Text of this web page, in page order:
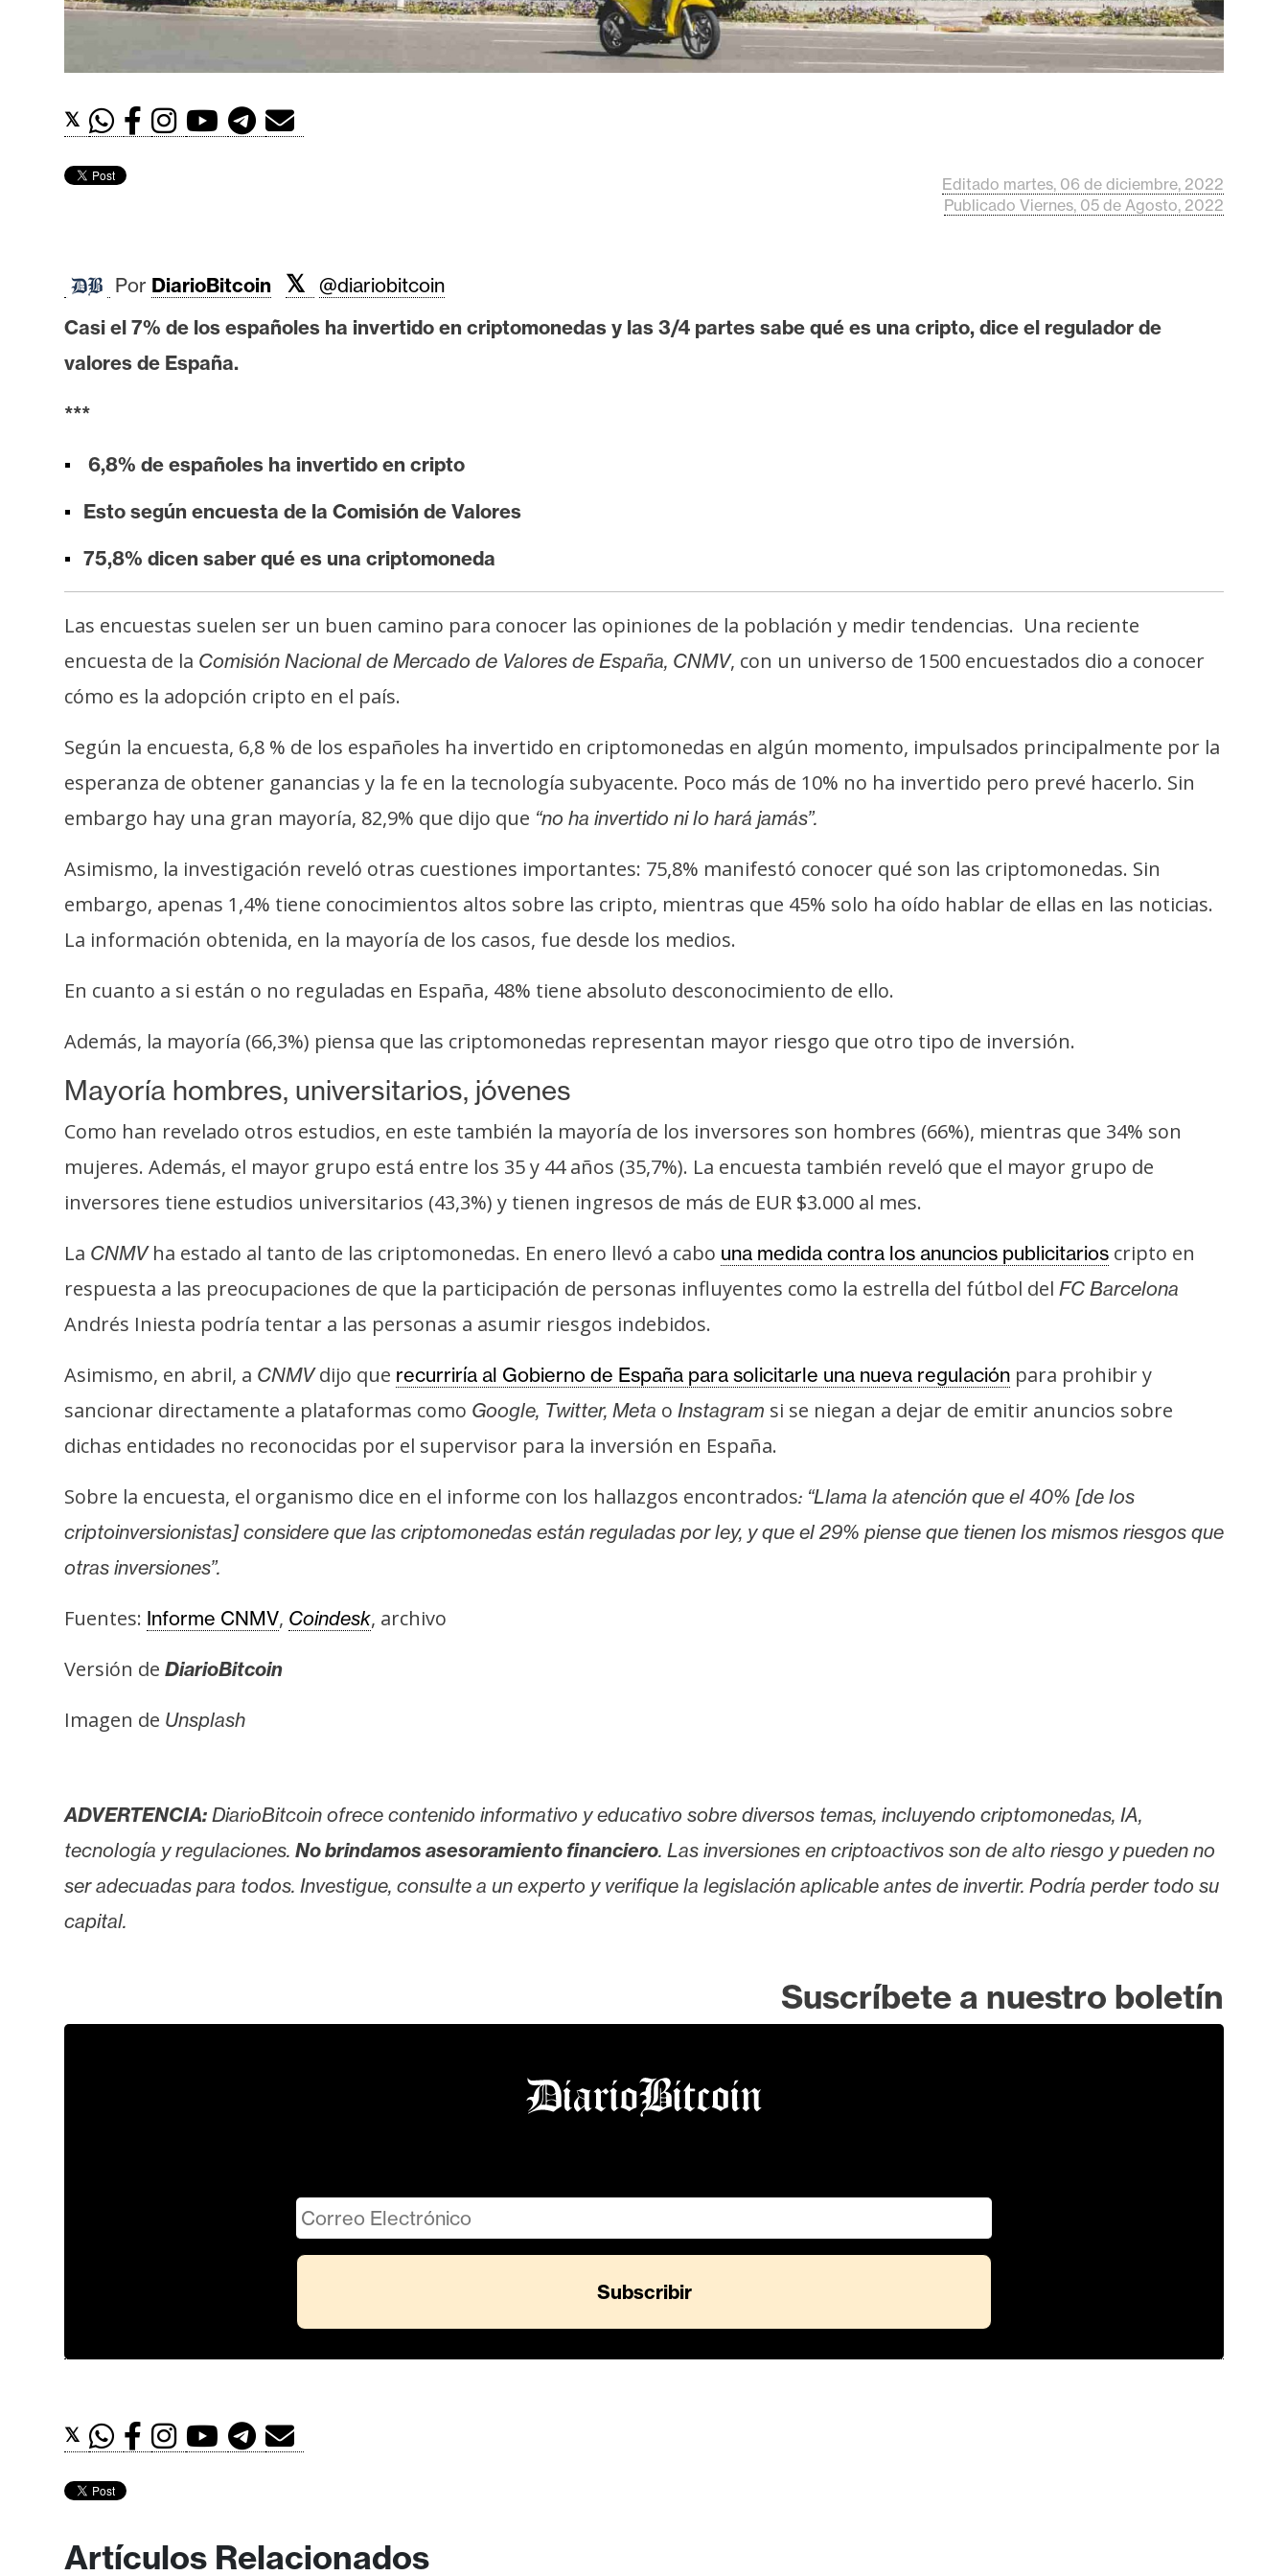
t
e
e
m
A
n
l
s
s
N
t
a
s
e
r
e
s
a
e
a
R
e
u
s
o
s
C
o
n
a
t
o
P
b
i
d
a
d
𝕏
Editado martes, 06 de diciembre, 2022
Publicado Viernes, 05 de Agosto, 2022
Por DiarioBitcoin 𝕏 @diariobitcoin
Casi el 7% de los españoles ha invertido en criptomonedas y las 3/4 partes sabe qué es una cripto, dice el regulador de
valores de España.
***
6,8% de españoles ha invertido en cripto
Esto según encuesta de la Comisión de Valores
75,8% dicen saber qué es una criptomoneda
Las encuestas suelen ser un buen camino para conocer las opiniones de la población y medir tendencias. Una reciente
encuesta de la Comisión Nacional de Mercado de Valores de España, CNMV, con un universo de 1500 encuestados dio a conocer
cómo es la adopción cripto en el país.
Según la encuesta, 6,8 % de los españoles ha invertido en criptomonedas en algún momento, impulsados ​​principalmente por la
esperanza de obtener ganancias y la fe en la tecnología subyacente. Poco más de 10% no ha invertido pero prevé hacerlo. Sin
embargo hay una gran mayoría, 82,9% que dijo que “no ha invertido ni lo hará jamás”.
Asimismo, la investigación reveló otras cuestiones importantes: 75,8% manifestó conocer qué son las criptomonedas. Sin
embargo, apenas 1,4% tiene conocimientos altos sobre las cripto, mientras que 45% solo ha oído hablar de ellas en las noticias.
La información obtenida, en la mayoría de los casos, fue desde los medios.
En cuanto a si están o no reguladas en España, 48% tiene absoluto desconocimiento de ello.
Además, la mayoría (66,3%) piensa que las criptomonedas representan mayor riesgo que otro tipo de inversión.
Mayoría hombres, universitarios, jóvenes
Como han revelado otros estudios, en este también la mayoría de los inversores son hombres (66%), mientras que 34% son
mujeres. Además, el mayor grupo está entre los 35 y 44 años (35,7%). La encuesta también reveló que el mayor grupo de
inversores tiene estudios universitarios (43,3%) y tienen ingresos de más de EUR $3.000 al mes.
La CNMVha estado al tanto de las criptomonedas. En enero llevó a cabo una medida contra los anuncios publicitarios cripto en
respuesta a las preocupaciones de que la participación de personas influyentes como la estrella del fútbol del FC Barcelona
Andrés Iniesta podría tentar a las personas a asumir riesgos indebidos.
Asimismo, en abril, a CNMVdijo que recurriría al Gobierno de España para solicitarle una nueva regulación para prohibir y
sancionar directamente a plataformas como Google, Twitter, Meta o Instagram si se niegan a dejar de emitir anuncios sobre
dichas entidades no reconocidas por el supervisor para la inversión en España.
Sobre la encuesta, el organismo dice en el informe con los hallazgos encontrados: “Llama la atención que el 40% [de los
criptoinversionistas] considere que las criptomonedas están reguladas por ley, y que el 29% piense que tienen los mismos riesgos que
otras inversiones”.
Fuentes: Informe CNMV, Coindesk, archivo
Versión de DiarioBitcoin
Imagen de Unsplash
ADVERTENCIA: DiarioBitcoin ofrece contenido informativo y educativo sobre diversos temas, incluyendo criptomonedas, IA,
tecnología y regulaciones. No brindamos asesoramiento financiero. Las inversiones en criptoactivos son de alto riesgo y pueden no
ser adecuadas para todos. Investigue, consulte a un experto y verifique la legislación aplicable antes de invertir. Podría perder todo su
capital.
Suscríbete a nuestro boletín
𝕏
Artículos Relacionados